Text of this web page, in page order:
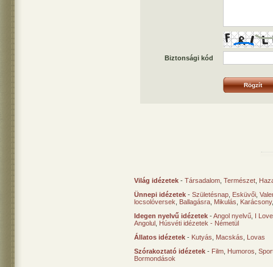
Biztonsági kód
Világ idézetek - Társadalom Természet
Ünnepi idézetek - Születésnap Esküvői
locsolóversek
Ballagásra Mikulás Karácsony
Idegen nyelvű idézetek -Angol nyelvű I
Angolul Húsvéti idézetek - Németül
Állatos idézetek - Kutyás Macskás
Lovas
Szórakoztató idézetek - Film Humoros
Bormondások